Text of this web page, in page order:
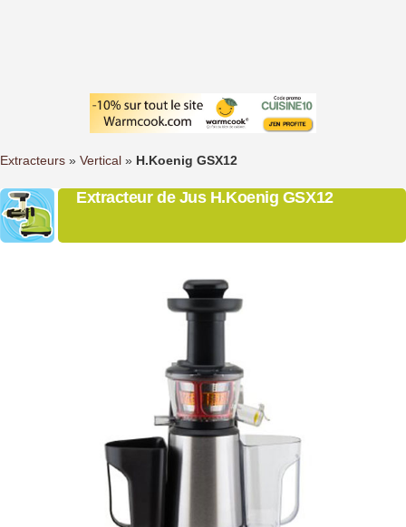
Extracteurs » Vertical » H.Koenig GSX12
Extracteur de Jus H.Koenig GSX12